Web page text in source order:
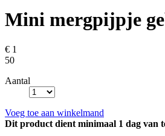
Mini mergpijpje
€ 1
50
Aantal
Voeg toe aan winkelmand
Dit product dient minimaal 1 dag van